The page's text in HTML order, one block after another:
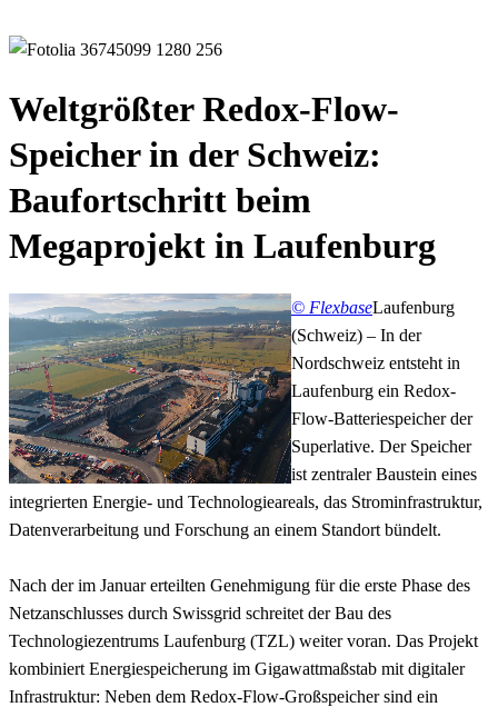
Weltgrößter Redox-Flow-
Speicher in der Schweiz:
Baufortschritt beim
Megaprojekt in Laufenburg
© FlexbaseLaufenburg
(Schweiz) – In der
Nordschweiz entsteht in
Laufenburg ein Redox-
Flow-Batteriespeicher der
Superlative. Der Speicher
ist zentraler Baustein eines
integrierten Energie- und Technologieareals, das Strominfrastruktur,
Datenverarbeitung und Forschung an einem Standort bündelt.
Nach der im Januar erteilten Genehmigung für die erste Phase des
Netzanschlusses durch Swissgrid schreitet der Bau des
Technologiezentrums Laufenburg (TZL) weiter voran. Das Projekt
kombiniert Energiespeicherung im Gigawattmaßstab mit digitaler
Infrastruktur: Neben dem Redox-Flow-Großspeicher sind ein